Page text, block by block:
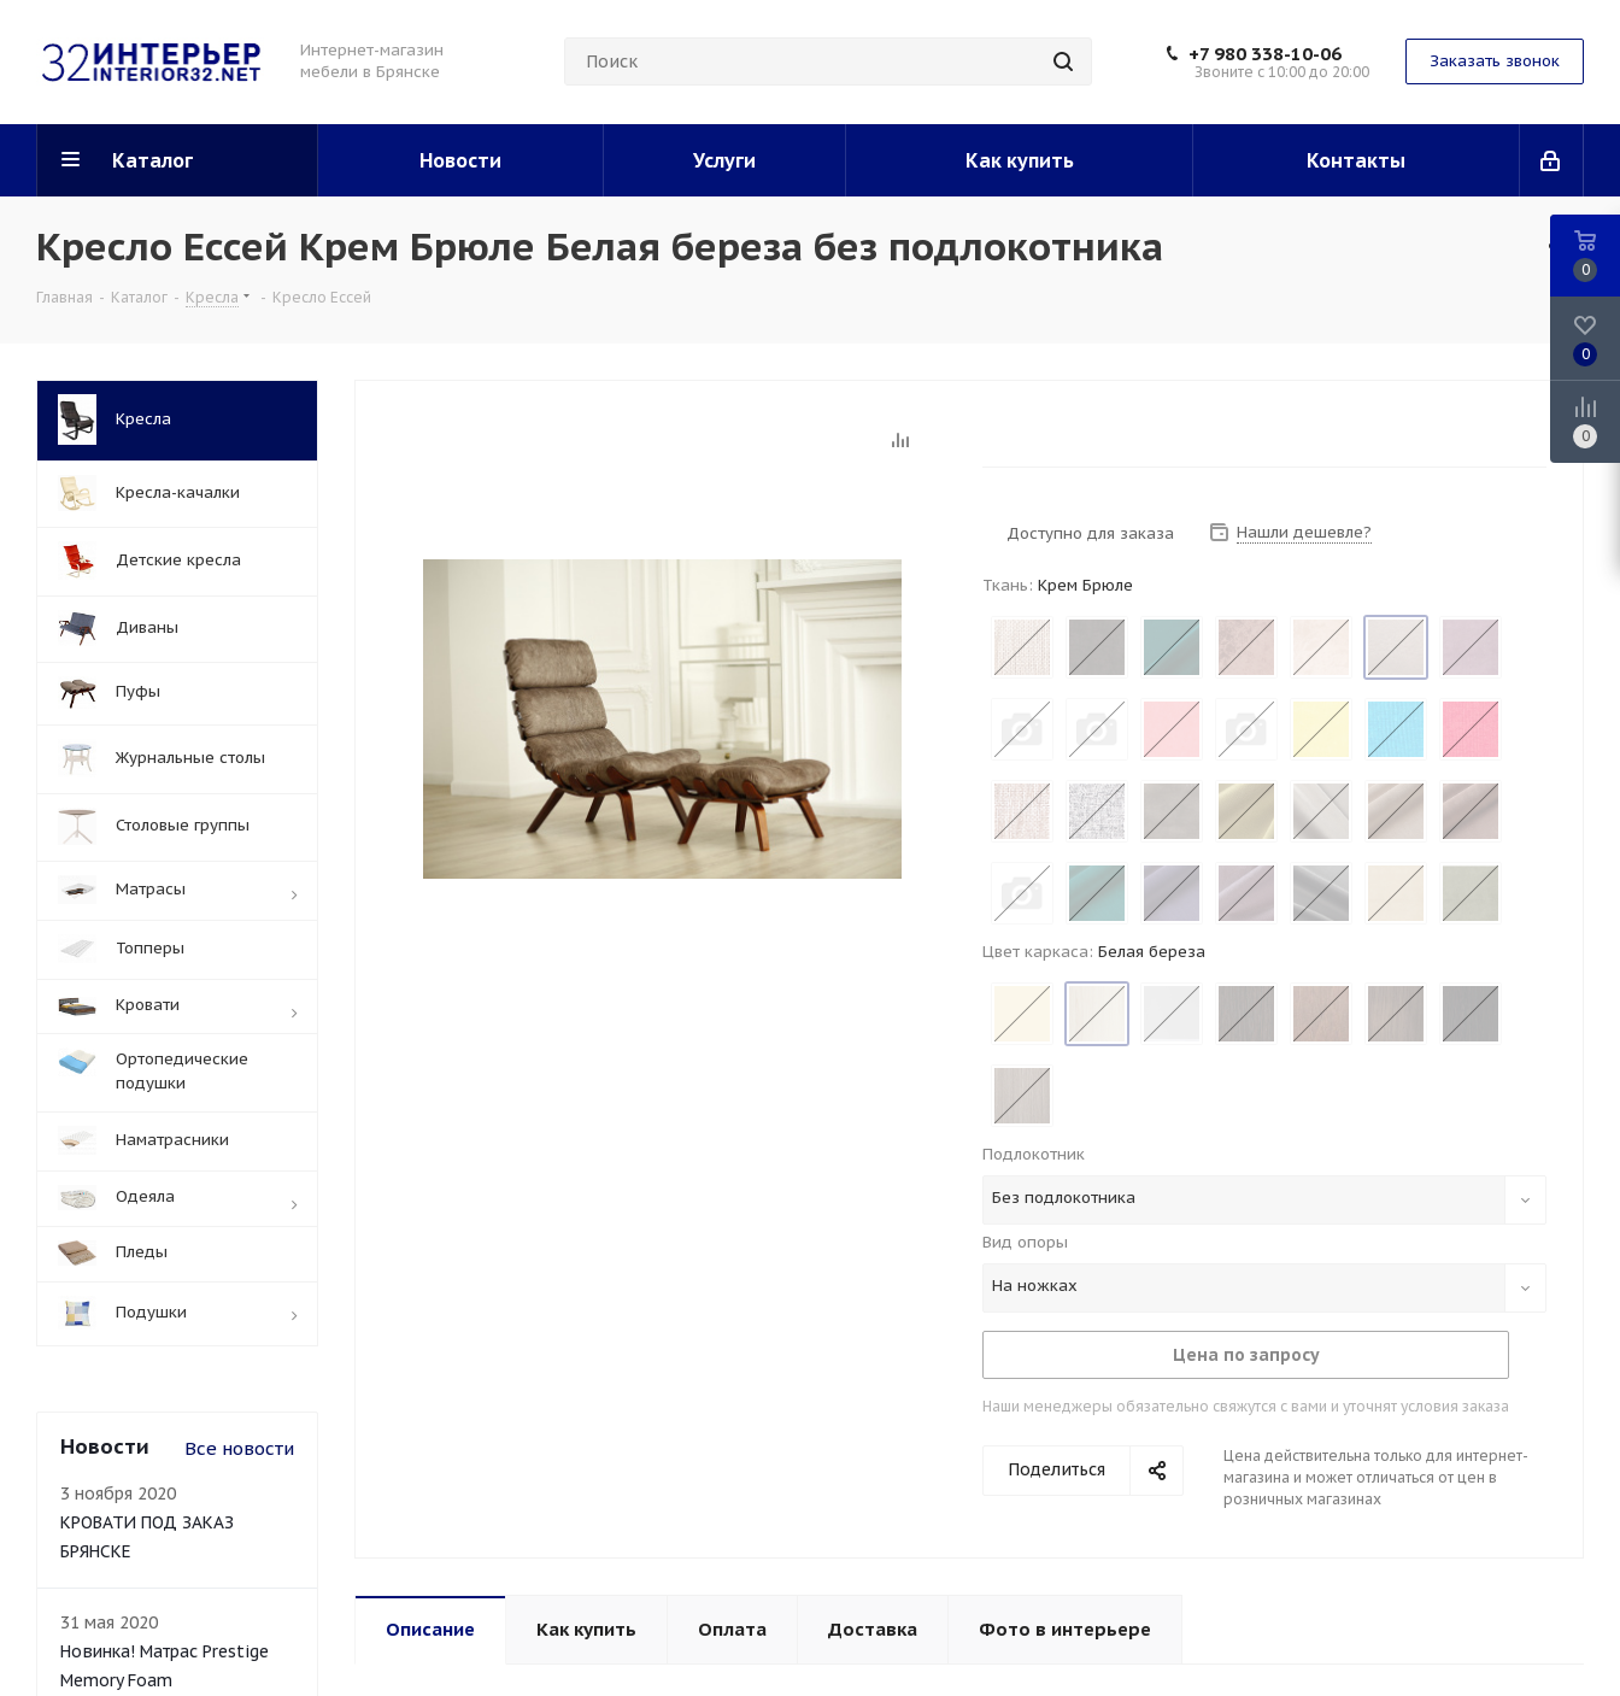
Интернет-магазин
мебели в Брянске
+7 980 338-10-06
Звоните с 10:00 до 20:00
Заказать звонок
Каталог Новости Услуги Как купить Контакты
Кресло Ессей Крем Брюле Белая береза без подлокотника
Главная - Каталог - Кресла - Кресло Ессей
Доступно для заказа Нашли дешевле?
Ткань: Крем Брюле
Цвет каркаса: Белая береза
Подлокотник
Без подлокотника
Вид опоры
На ножках
Цена по запросу
Наши менеджеры обязательно свяжутся с вами и уточнят условия заказа
Поделиться
Цена действительна только для интернет-
магазина и может отличаться от цен в
розничных магазинах
Описание Как купить Оплата Доставка Фото в интерьере
Кресла
Кресла-качалки
Детские кресла
Диваны
Пуфы
Журнальные столы
Столовые группы
Матрасы
Топперы
Кровати
Ортопедические
подушки
Наматрасники
Одеяла
Пледы
Подушки
Новости Все новости
3 ноября 2020
КРОВАТИ ПОД ЗАКАЗ
БРЯНСКЕ
31 мая 2020
Новинка! Матрас Prestige
Memory Foam
0
0
0